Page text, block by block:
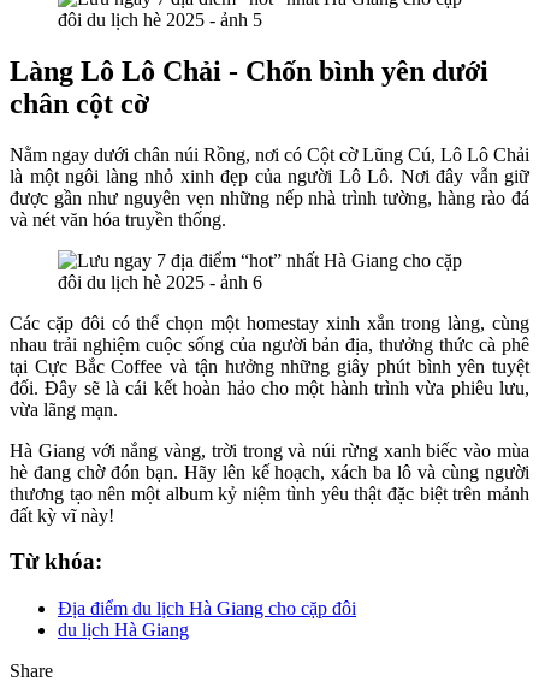
Làng Lô Lô Chải - Chốn bình yên dưới
chân cột cờ
Nằm ngay dưới chân núi Rồng, nơi có Cột cờ Lũng Cú, Lô Lô Chải
là một ngôi làng nhỏ xinh đẹp của người Lô Lô. Nơi đây vẫn giữ
được gần như nguyên vẹn những nếp nhà trình tường, hàng rào đá
và nét văn hóa truyền thống.
Các cặp đôi có thể chọn một homestay xinh xắn trong làng, cùng
nhau trải nghiệm cuộc sống của người bản địa, thưởng thức cà phê
tại Cực Bắc Coffee và tận hưởng những giây phút bình yên tuyệt
đối. Đây sẽ là cái kết hoàn hảo cho một hành trình vừa phiêu lưu,
vừa lãng mạn.
Hà Giang với nắng vàng, trời trong và núi rừng xanh biếc vào mùa
hè đang chờ đón bạn. Hãy lên kế hoạch, xách ba lô và cùng người
thương tạo nên một album kỷ niệm tình yêu thật đặc biệt trên mảnh
đất kỳ vĩ này!
Từ khóa:
Địa điểm du lịch Hà Giang cho cặp đôi
du lịch Hà Giang
Share